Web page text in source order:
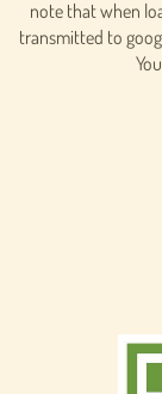
note that when
transmitted to